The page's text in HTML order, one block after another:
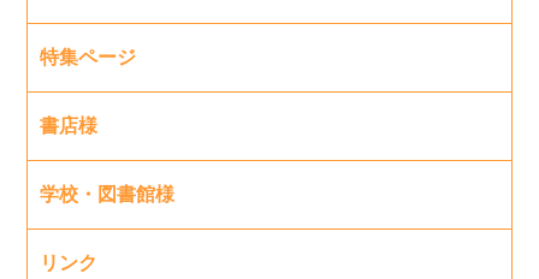
特集ページ
書店様
学校・図書館様
リンク